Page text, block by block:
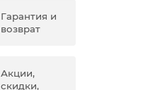
Гарантия и
возврат
Акции,
скидки,